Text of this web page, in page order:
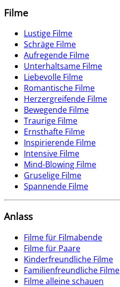
Filme
Lustige Filme
Schräge Filme
Aufregende Filme
Unterhaltsame Filme
Liebevolle Filme
Romantische Filme
Herzergreifende Filme
Bewegende Filme
Traurige Filme
Ernsthafte Filme
Inspirierende Filme
Intensive Filme
Mind-Blowing Filme
Gruselige Filme
Spannende Filme
Anlass
Filme für Filmabende
Filme für Paare
Kinderfreundliche Filme
Familienfreundliche Filme
Filme alleine schauen